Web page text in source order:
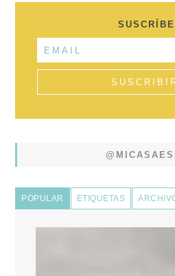
POPULAR ETIQUETAS